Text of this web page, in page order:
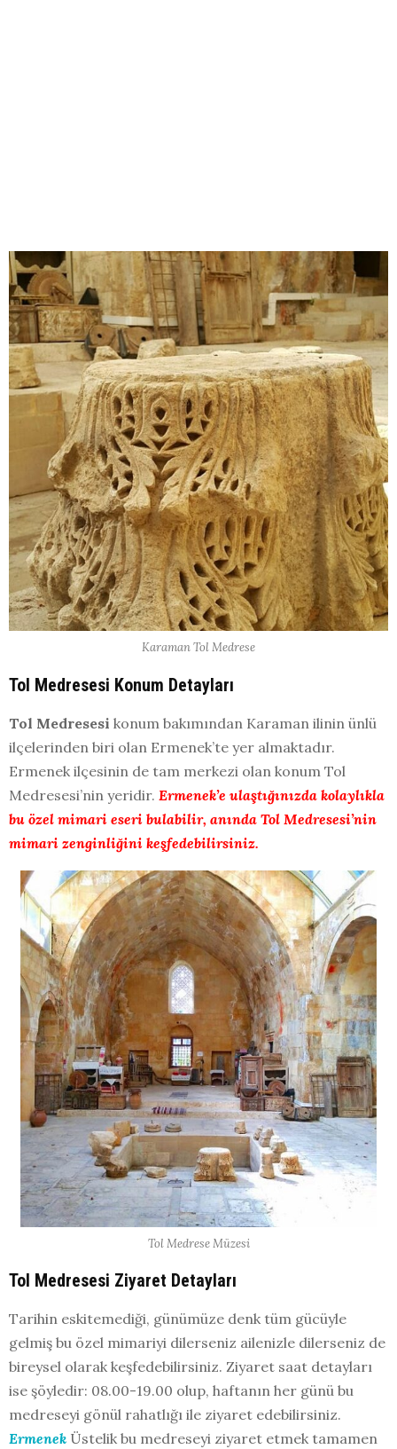
Karaman Tol Medrese
Tol Medresesi Konum Detayları
Tol Medresesi konum bakımından Karaman ilinin ünlü
ilçelerinden biri olan Ermenek’te yer almaktadır.
Ermenek ilçesinin de tam merkezi olan konum Tol
Medresesi’nin yeridir. Ermenek’e ulaştığınızda kolaylıkla
bu özel mimari eseri bulabilir, anında Tol Medresesi’nin
mimari zenginliğini keşfedebilirsiniz.
Tol Medrese Müzesi
Tol Medresesi Ziyaret Detayları
Tarihin eskitemediği, günümüze denk tüm gücüyle
gelmiş bu özel mimariyi dilerseniz ailenizle dilerseniz de
bireysel olarak keşfedebilirsiniz. Ziyaret saat detayları
ise şöyledir: 08.00-19.00 olup, haftanın her günü bu
medreseyi gönül rahatlığı ile ziyaret edebilirsiniz.
Ermenek Üstelik bu medreseyi ziyaret etmek tamamen